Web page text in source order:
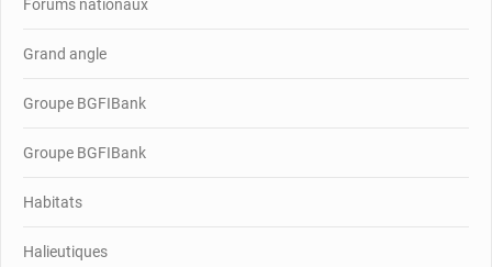
Forums nationaux
Grand angle
Groupe BGFIBank
Groupe BGFIBank
Habitats
Halieutiques